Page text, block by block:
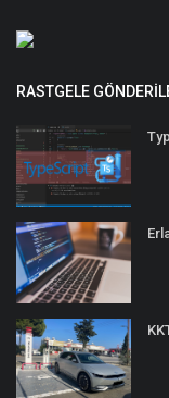
RASTGELE